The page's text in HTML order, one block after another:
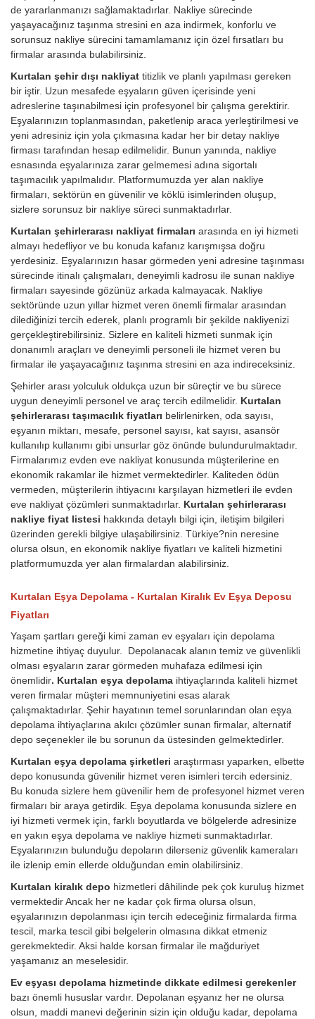
de yararlanmanızı sağlamaktadırlar. Nakliye sürecinde
yaşayacağınız taşınma stresini en aza indirmek, konforlu ve
sorunsuz nakliye sürecini tamamlamanız için özel fırsatları bu
firmalar arasında bulabilirsiniz.
Kurtalan şehir dışı nakliyat titizlik ve planlı yapılması gereken
bir iştir. Uzun mesafede eşyaların güven içerisinde yeni
adreslerine taşınabilmesi için profesyonel bir çalışma gerektirir.
Eşyalarınızın toplanmasından, paketlenip araca yerleştirilmesi ve
yeni adresiniz için yola çıkmasına kadar her bir detay nakliye
firması tarafından hesap edilmelidir. Bunun yanında, nakliye
esnasında eşyalarınıza zarar gelmemesi adına sigortalı
taşımacılık yapılmalıdır. Platformumuzda yer alan nakliye
firmaları, sektörün en güvenilir ve köklü isimlerinden oluşup,
sizlere sorunsuz bir nakliye süreci sunmaktadırlar.
Kurtalan şehirlerarası nakliyat firmaları arasında en iyi hizmeti
almayı hedefliyor ve bu konuda kafanız karışmışsa doğru
yerdesiniz. Eşyalarınızın hasar görmeden yeni adresine taşınması
sürecinde itinalı çalışmaları, deneyimli kadrosu ile sunan nakliye
firmaları sayesinde gözünüz arkada kalmayacak. Nakliye
sektöründe uzun yıllar hizmet veren önemli firmalar arasından
dilediğinizi tercih ederek, planlı programlı bir şekilde nakliyenizi
gerçekleştirebilirsiniz. Sizlere en kaliteli hizmeti sunmak için
donanımlı araçları ve deneyimli personeli ile hizmet veren bu
firmalar ile yaşayacağınız taşınma stresini en aza indireceksiniz.
Şehirler arası yolculuk oldukça uzun bir süreçtir ve bu sürece
uygun deneyimli personel ve araç tercih edilmelidir. Kurtalan
şehirlerarası taşımacılık fiyatları belirlenirken, oda sayısı,
eşyanın miktarı, mesafe, personel sayısı, kat sayısı, asansör
kullanılıp kullanımı gibi unsurlar göz önünde bulundurulmaktadır.
Firmalarımız evden eve nakliyat konusunda müşterilerine en
ekonomik rakamlar ile hizmet vermektedirler. Kaliteden ödün
vermeden, müşterilerin ihtiyacını karşılayan hizmetleri ile evden
eve nakliyat çözümleri sunmaktadırlar. Kurtalan şehirlerarası
nakliye fiyat listesi hakkında detaylı bilgi için, iletişim bilgileri
üzerinden gerekli bilgiye ulaşabilirsiniz. Türkiye?nin neresine
olursa olsun, en ekonomik nakliye fiyatları ve kaliteli hizmetini
platformumuzda yer alan firmalardan alabilirsiniz.
Kurtalan Eşya Depolama - Kurtalan Kiralık Ev Eşya Deposu
Fiyatları
Yaşam şartları gereği kimi zaman ev eşyaları için depolama
hizmetine ihtiyaç duyulur. Depolanacak alanın temiz ve güvenlikli
olması eşyaların zarar görmeden muhafaza edilmesi için
önemlidir. Kurtalan eşya depolama ihtiyaçlarında kaliteli hizmet
veren firmalar müşteri memnuniyetini esas alarak
çalışmaktadırlar. Şehir hayatının temel sorunlarından olan eşya
depolama ihtiyaçlarına akılcı çözümler sunan firmalar, alternatif
depo seçenekler ile bu sorunun da üstesinden gelmektedirler.
Kurtalan eşya depolama şirketleri araştırması yaparken, elbette
depo konusunda güvenilir hizmet veren isimleri tercih edersiniz.
Bu konuda sizlere hem güvenilir hem de profesyonel hizmet veren
firmaları bir araya getirdik. Eşya depolama konusunda sizlere en
iyi hizmeti vermek için, farklı boyutlarda ve bölgelerde adresinize
en yakın eşya depolama ve nakliye hizmeti sunmaktadırlar.
Eşyalarınızın bulunduğu depoların dilerseniz güvenlik kameraları
ile izlenip emin ellerde olduğundan emin olabilirsiniz.
Kurtalan kiralık depo hizmetleri dâhilinde pek çok kuruluş hizmet
vermektedir Ancak her ne kadar çok firma olursa olsun,
eşyalarınızın depolanması için tercih edeceğiniz firmalarda firma
tescil, marka tescil gibi belgelerin olmasına dikkat etmeniz
gerekmektedir. Aksi halde korsan firmalar ile mağduriyet
yaşamanız an meselesidir.
Ev eşyası depolama hizmetinde dikkate edilmesi gerekenler
bazı önemli hususlar vardır. Depolanan eşyanız her ne olursa
olsun, maddi manevi değerinin sizin için olduğu kadar, depolama